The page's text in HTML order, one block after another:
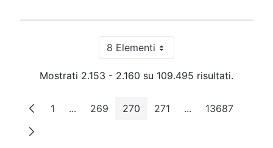
8 ElementiPer pagina
Mostrati 2.153 - 2.160 su 109.495 risultati.
Pagina
1 ...Pagine intermedie
Pagina
269 Pagina
270 Pagina
271 ...Pagine intermedie
Pagina
13687